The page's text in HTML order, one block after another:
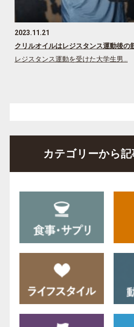
2023.11.21
クリルオイルはレジスタンス運動後の
レジスタンス運動を受けた大学生男…
カテゴリーから